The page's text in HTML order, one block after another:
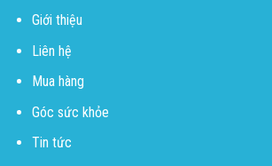
Giới thiệu
Liên hệ
Mua hàng
Góc sức khỏe
Tin tức